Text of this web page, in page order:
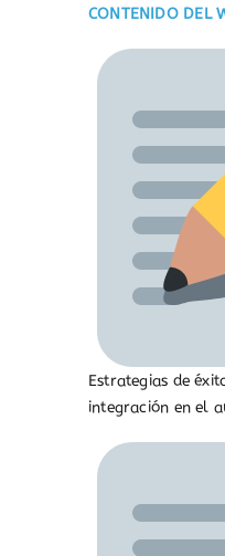
CONTENIDO DEL
Estrategias de
integración en el